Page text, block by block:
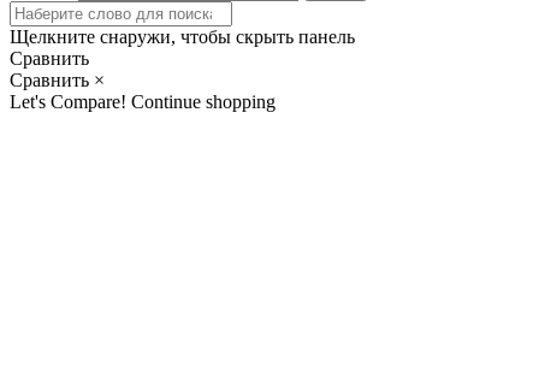
Щелкните снаружи, чтобы скрыть панель
Сравнить
Сравнить ×
Let's Compare! Continue shopping